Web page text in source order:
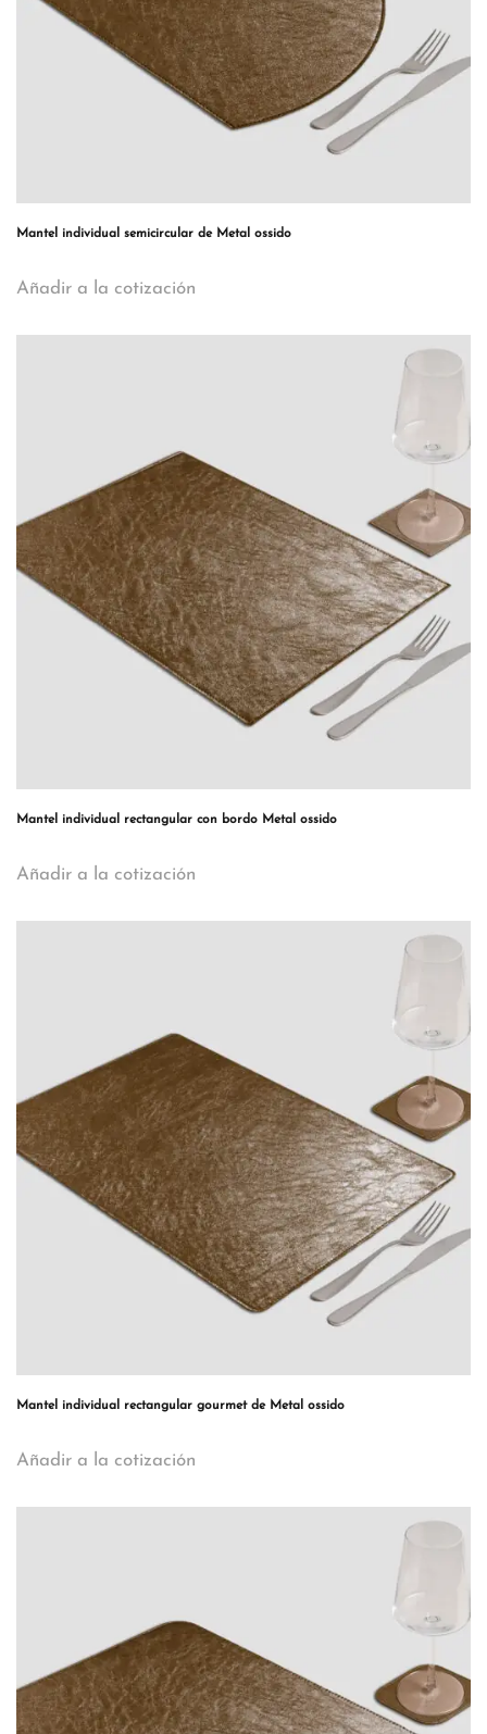
Mantel individual semicircular de Metal ossido
Añadir a la cotización
Mantel individual rectangular con bordo Metal ossido
Añadir a la cotización
Mantel individual rectangular gourmet de Metal ossido
Añadir a la cotización